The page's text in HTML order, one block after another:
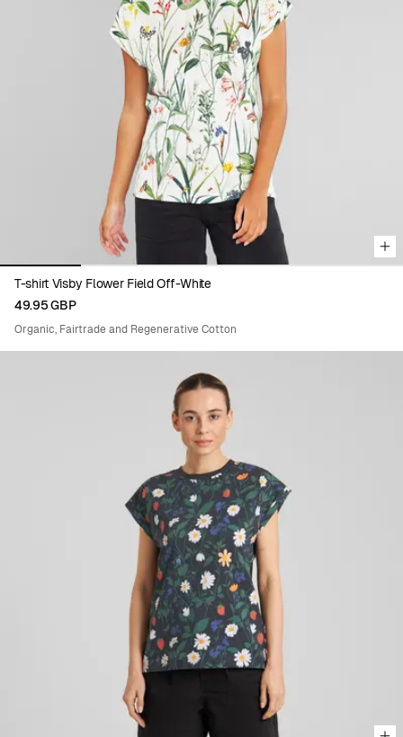
Viewing image 1 of 5
T-shirt Visby Flower Field Off-White
49.95 GBP
Organic, Fairtrade and Regenerative Cotton